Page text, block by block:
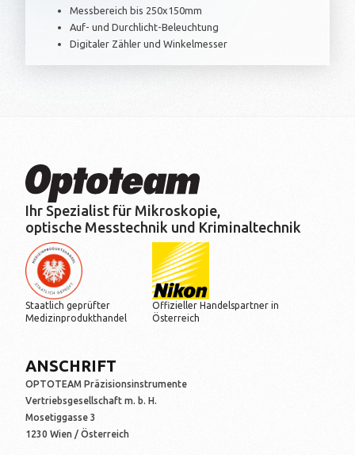
Messbereich bis 250x150mm
Auf- und Durchlicht-Beleuchtung
Digitaler Zähler und Winkelmesser
Ihr Spezialist für Mikroskopie,
optische Messtechnik und Kriminaltechnik
Staatlich geprüfter
Medizinprodukthandel
Offizieller Handelspartner in
Österreich
ANSCHRIFT
OPTOTEAM Präzisionsinstrumente
Vertriebsgesellschaft m. b. H.
Mosetiggasse 3
1230 Wien / Österreich